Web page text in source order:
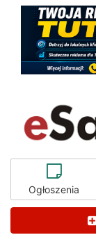
Ogłoszenia